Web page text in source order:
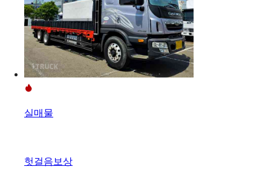
실매물
헛걸음보상